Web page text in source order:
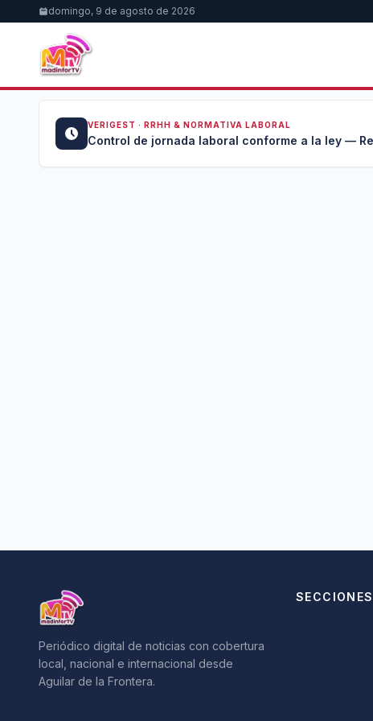
domingo, 9 de agosto de 2026
VERIGEST · RRHH & NORMATIVA LABORAL
Control de jornada laboral conforme a la ley —
Periódico digital de noticias con cobertura
local, nacional e internacional desde
Aguilar de la Frontera.
SECCIONES